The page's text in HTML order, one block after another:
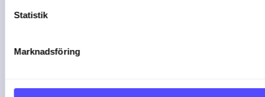
Statistik
Marknadsföring